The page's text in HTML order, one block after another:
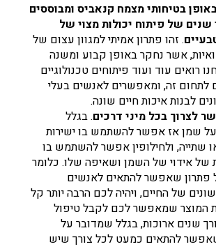
בטיחותי מצמח קנאביס ומבוססים
של פיתוח יכולות מצוי של
. ‏זהו פתרון אמיתי למגוון עצום של
אשר נחקר באופן קבוע ומשנה
רואים עוד ועוד פיתוחים טכנולוגיים
לתחום זה, ומאפשרים לאנשים בעלי
לבנות איכות חיים שונה.
לצרוך בכל מיני דרכים. בגלל
שמן אז אפשר להשתמש בו ישירות
שתייה, ולחילופין אפשר להשתמש בו
של ‏אידוי של השמן ושאיפה שלו. כלומר
פתרון שאפשר להתאים לאנשים
של החיים, ויהיה לכם הרבה יותר קל
המוצר שמאפשר לכם לקבל טיפול
שנים ארוכות, בגלל שמדובר על
להתאים כמעט לכל צורך שיש